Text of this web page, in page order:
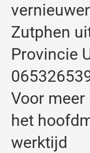
Zutphen
Provincie
Voor
het
werktijd